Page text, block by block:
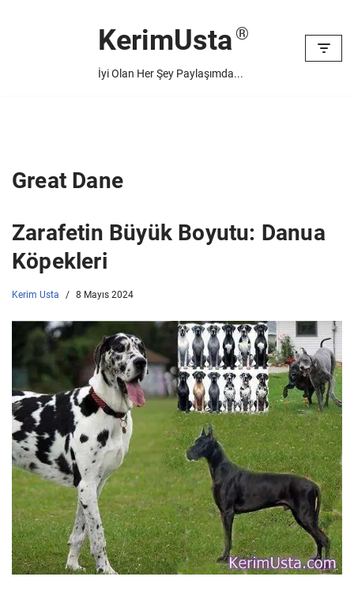
KerimUsta
İyi Olan Her Şey Paylaşımda...
Great Dane
Zarafetin Büyük Boyutu: Danua
Köpekleri
Kerim Usta 8 Mayıs 2024